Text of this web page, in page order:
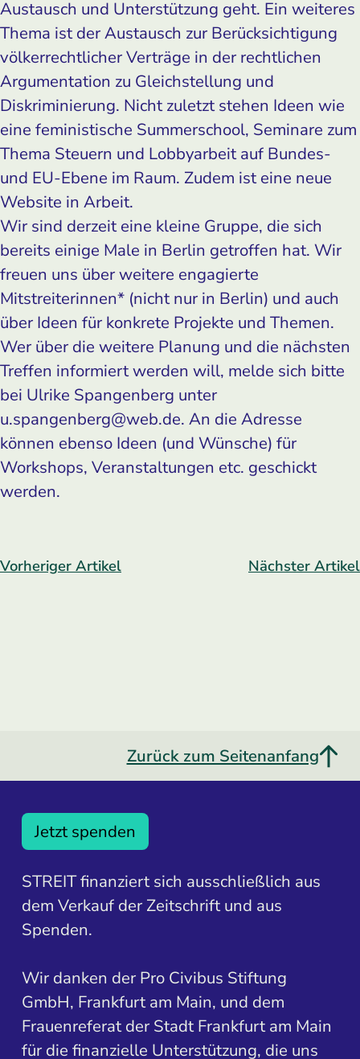
Austausch und Unterstützung geht. Ein weiteres
Thema ist der Austausch zur Berücksichtigung
völkerrechtlicher Verträge in der rechtlichen
Argumentation zu Gleichstellung und
Diskriminierung. Nicht zuletzt stehen Ideen wie
eine feministische Summerschool, Seminare zum
Thema Steuern und Lobbyarbeit auf Bundes-
und EU-Ebene im Raum. Zudem ist eine neue
Website in Arbeit.
Wir sind derzeit eine kleine Gruppe, die sich
bereits einige Male in Berlin getroffen hat. Wir
freuen uns über weitere engagierte
Mitstreiterinnen* (nicht nur in Berlin) und auch
über Ideen für konkrete Projekte und Themen.
Wer über die weitere Planung und die nächsten
Treffen informiert werden will, melde sich bitte
bei Ulrike Spangenberg unter
u.spangenberg@web.de. An die Adresse
können ebenso Ideen (und Wünsche) für
Workshops, Veranstaltungen etc. geschickt
werden.
Vorheriger Artikel Nächster Artikel
Zurück zum Seitenanfang
Jetzt spenden
STREIT finanziert sich ausschließlich aus
dem Verkauf der Zeitschrift und aus
Spenden.
Wir danken der Pro Civibus Stiftung
GmbH, Frankfurt am Main, und dem
Frauenreferat der Stadt Frankfurt am Main
für die finanzielle Unterstützung, die uns